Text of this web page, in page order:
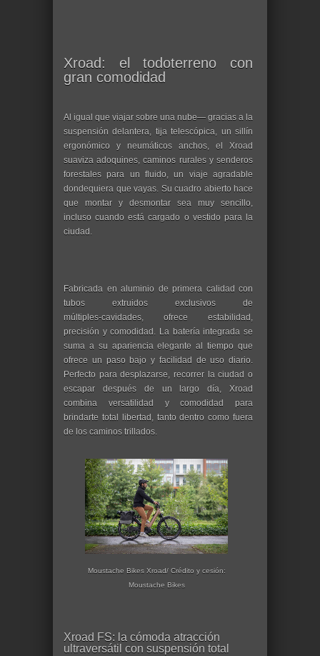
Xroad: el todoterreno con
gran comodidad
Al igual que viajar sobre una nube— gracias a la
suspensión delantera, tija telescópica, un sillín
ergonómico y neumáticos anchos, el Xroad
suaviza adoquines, caminos rurales y senderos
forestales para un fluido, un viaje agradable
dondequiera que vayas. Su cuadro abierto hace
que montar y desmontar sea muy sencillo,
incluso cuando está cargado o vestido para la
ciudad.
Fabricada en aluminio de primera calidad con
tubos extruidos exclusivos de
múltiples‑cavidades, ofrece estabilidad,
precisión y comodidad. La batería integrada se
suma a su apariencia elegante al tiempo que
ofrece un paso bajo y facilidad de uso diario.
Perfecto para desplazarse, recorrer la ciudad o
escapar después de un largo día, Xroad
combina versatilidad y comodidad para
brindarte total libertad, tanto dentro como fuera
de los caminos trillados.
Moustache Bikes Xroad/ Crédito y cesión:
Moustache Bikes
Xroad FS: la cómoda atracción
ultraversátil con suspensión total